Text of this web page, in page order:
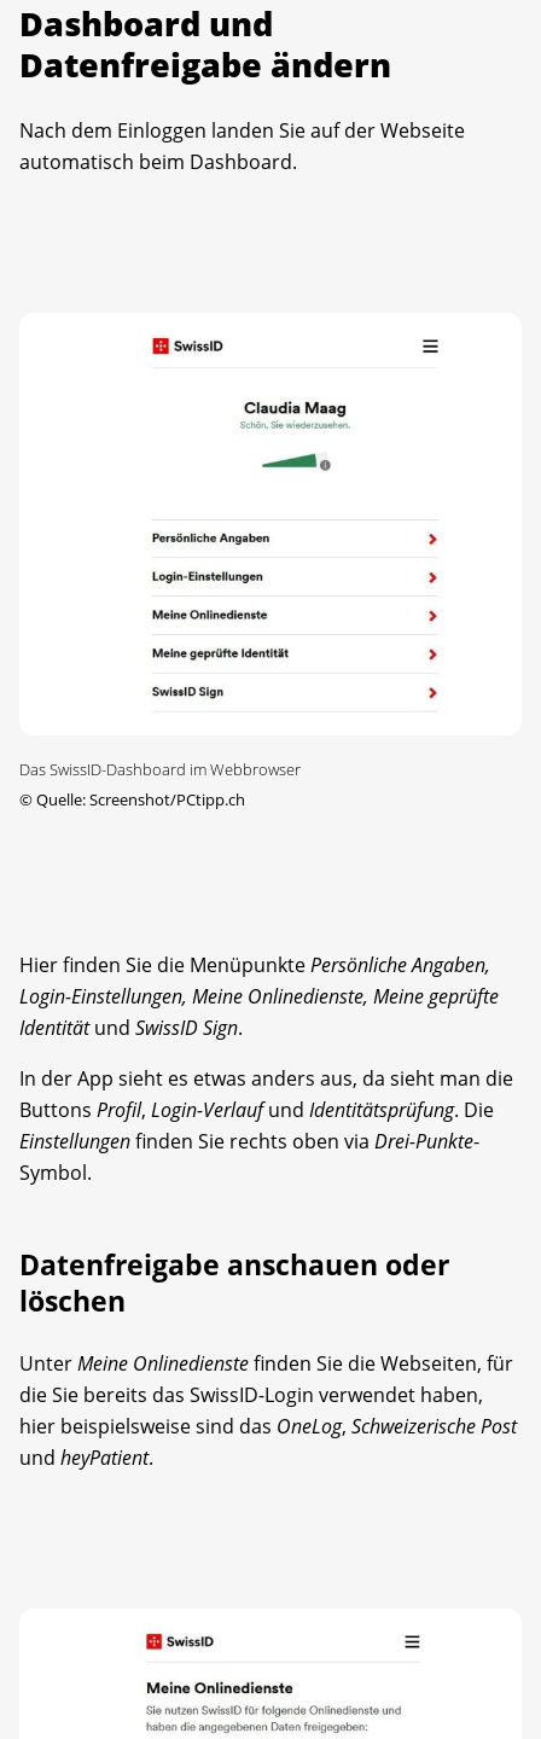
Dashboard und
Datenfreigabe ändern
Nach dem Einloggen landen Sie auf der Webseite
automatisch beim Dashboard.
Das SwissID-Dashboard im Webbrowser
©Quelle: Screenshot/PCtipp.ch
Hier finden Sie die MenüpunktePersönliche Angaben,
Login-Einstellungen, Meine Onlinedienste, Meine geprüfte
Identitätund SwissID Sign.
In der App sieht es etwas anders aus, da sieht man die
Buttons Profil, Login-Verlaufund Identitätsprüfung. Die
Einstellungenfinden Sie rechts oben via Drei-Punkte-
Symbol.
Datenfreigabe anschauen oder
löschen
UnterMeine Onlinedienstefinden Sie die Webseiten, für
die Sie bereits das SwissID-Login verwendet haben,
hier beispielsweise sind das OneLog, Schweizerische Post
und heyPatient.